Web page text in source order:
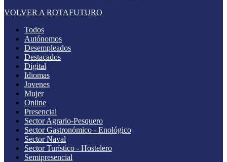
VOLVER A ROTAFUTURO
Todos
Autónomos
Desempleados
Destacados
Digital
Idiomas
Jovenes
Mujer
Online
Presencial
Sector Agrario-Pesquero
Sector Gastronómico - Enológico
Sector Naval
Sector Turístico - Hostelero
Semipresencial